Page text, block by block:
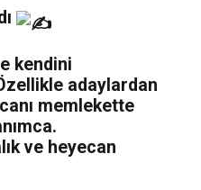
kendini
adaylardan
memlekette
ve heyecan